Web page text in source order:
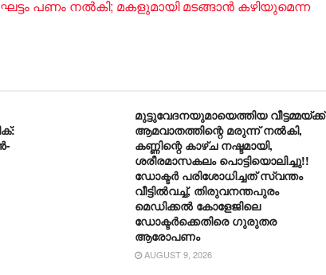
പണം നല്‍കി; മകളുമായി മടങ്ങാന്‍ കഴിയുമെന്ന
മുട്ടുവേദനയുമായെത്തിയ വീട്ടമ്മയ്ക്ക്
ആമവാതത്തിന്റെ മരുന്ന് നൽകി,
കണ്ണിന്റെ കാഴ്ച നഷ്ടമായി,
ശരീരമാസകലം പൊട്ടിയൊലിച്ചു!!
ഡോക്ടർ പരിശോധിച്ചത് സ്വന്തം
വീട്ടിൽവച്ച്, തിരുവനന്തപുരം
മെഡിക്കൽ കോളേജിലെ
ഡോക്ടർക്കെതിരെ ​ഗുരുതര
ആരോപണം
AUGUST 9, 2026